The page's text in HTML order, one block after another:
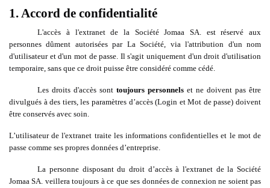
1. Accord de confidentialité
L'accès à l'extranet de la Société Jomaa SA. est réservé aux
personnes dûment autorisées par La Société, via l'attribution d'un nom
d'utilisateur et d'un mot de passe. Il s'agit uniquement d'un droit d'utilisation
temporaire, sans que ce droit puisse être considéré comme cédé.
Les droits d'accès sonttoujours personnelset ne doivent pas être
divulgués à des tiers, les paramètres d’accès (Login et Mot de passe) doivent
être conservés avec soin.
L’utilisateur de l'extranet traite les informations confidentielles et le mot de
passe comme ses propres données d’entreprise.
La personne disposant du droit d’accès à l'extranet de la Société
Jomaa SA. veillera toujours à ce que ses données de connexion ne soient pas